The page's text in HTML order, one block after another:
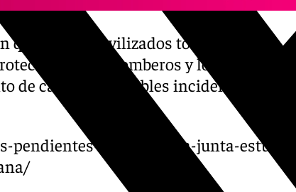
que están movilizados todos los
Civil, Bomberos y los servicios
de cara a las posibles incidencias por
pendientes-de-seneca-la-junta-estudia-